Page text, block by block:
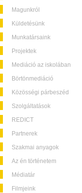
Magunkról
Küldetésünk
Munkatársaink
Projektek
Mediáció az iskolában
Börtönmediáció
Közösségi párbeszéd
Szolgáltatások
REDICT
Partnerek
Szakmai anyagok
Az én történetem
Médiatár
Filmjeink